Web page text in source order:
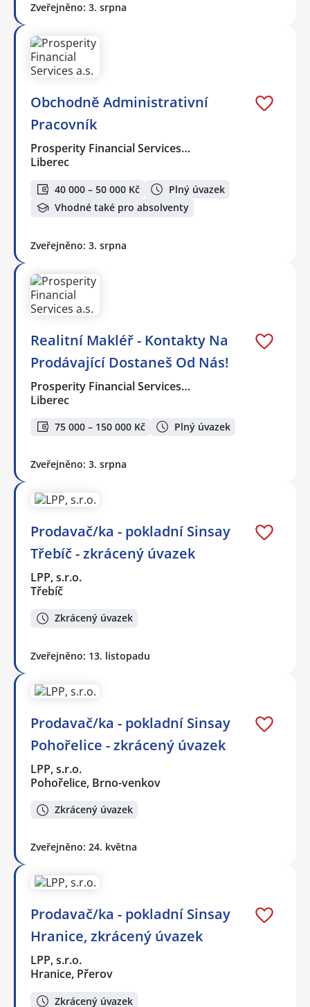
Zveřejněno: 3. srpna
Obchodně Administrativní
Pracovník
Prosperity Financial Services…
Liberec
40 000 – 50 000 Kč
Plný úvazek
Vhodné také pro absolventy
Zveřejněno: 3. srpna
Realitní Makléř - Kontakty Na
Prodávající Dostaneš Od Nás!
Prosperity Financial Services…
Liberec
75 000 – 150 000 Kč Plný úvazek
Zveřejněno: 3. srpna
Prodavač/ka - pokladní Sinsay
Třebíč - zkrácený úvazek
LPP, s.r.o.
Třebíč
Zkrácený úvazek
Zveřejněno: 13. listopadu
Prodavač/ka - pokladní Sinsay
Pohořelice - zkrácený úvazek
LPP, s.r.o.
Pohořelice, Brno-venkov
Zkrácený úvazek
Zveřejněno: 24. května
Prodavač/ka - pokladní Sinsay
Hranice, zkrácený úvazek
LPP, s.r.o.
Hranice, Přerov
Zkrácený úvazek